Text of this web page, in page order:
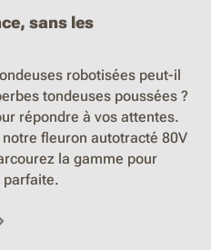
sans les
robotisées peut-il
tondeuses poussées ?
répondre à vos attentes.
fleuron autotracté 80V
la gamme pour
parfaite.